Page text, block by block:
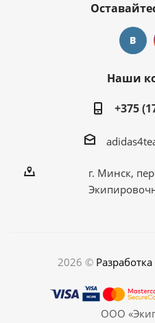
Наши
+375
г. Минск,
2026 ©
ООО